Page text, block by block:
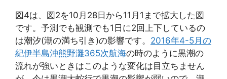
図4は、図2を10月28日から11月1まで拡大した図
です。予測でも観測でも1日に2回上下しているの
は潮汐(潮の満ち引き)の影響です。 2016年4-5月の
紀伊半島沖熊野灘365次航海の時のように黒潮の
流れが強いときはこのような変化は目立ちません